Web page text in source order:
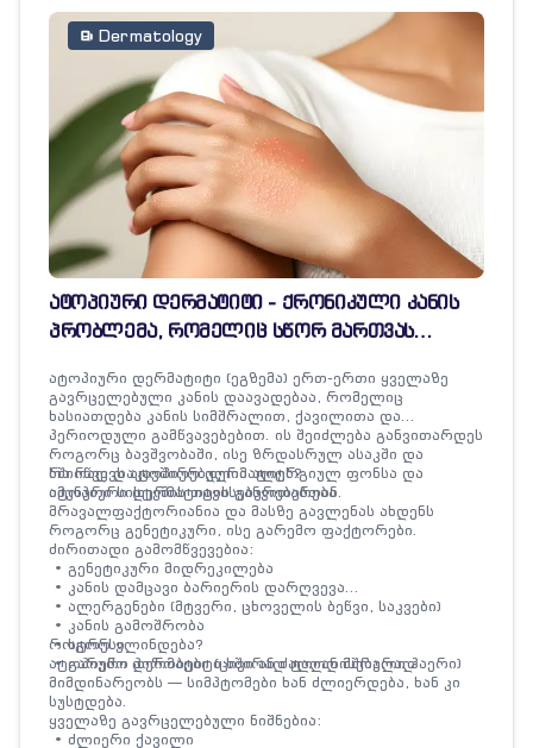
Dermatology
ატოპიური დერმატიტი - ქრონიკული კანის
პრობლემა, რომელიც სწორ მართვას
ატოპიური დერმატიტი (ეგზემა) ერთ-ერთი ყველაზე
გავრცელებული კანის დაავადებაა, რომელიც
ხასიათდება კანის სიმშრალით, ქავილითა და
პერიოდული გამწვავებებით. ის შეიძლება განვითარდეს
როგორც ბავშვობაში, ისე ზრდასრულ ასაკში და
ხშირად დაკავშირებულია ალერგიულ ფონსა და
იმუნური სისტემის თავისებურებებთან.
რა იწვევს ატოპიურ დერმატიტს?
ატოპიური დერმატიტის განვითარება
მრავალფაქტორიანია და მასზე გავლენას ახდენს
როგორც გენეტიკური, ისე გარემო ფაქტორები.
ძირითადი გამომწვევებია:
• გენეტიკური მიდრეკილება
• კანის დამცავი ბარიერის დარღვევა
• ალერგენები (მტვერი, ცხოველის ბეწვი, საკვები)
• კანის გამოშრობა
• სტრესი
• გარემო პირობები (ცივი ან ძალიან მშრალი ჰაერი)
როგორ ვლინდება?
ატოპიური დერმატიტი ხშირად ტალღისებურად
მიმდინარეობს — სიმპტომები ხან ძლიერდება, ხან კი
სუსტდება.
ყველაზე გავრცელებული ნიშნებია:
• ძლიერი ქავილი